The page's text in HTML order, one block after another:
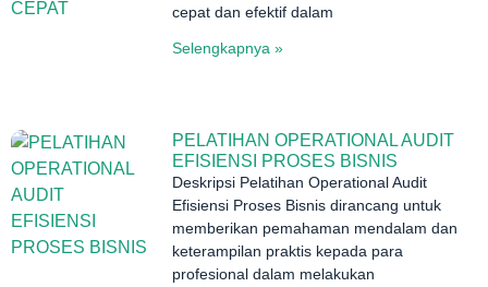
cepat dan efektif dalam
Selengkapnya »
PELATIHAN OPERATIONAL AUDIT
EFISIENSI PROSES BISNIS
Deskripsi Pelatihan Operational Audit
Efisiensi Proses Bisnis dirancang untuk
memberikan pemahaman mendalam dan
keterampilan praktis kepada para
profesional dalam melakukan